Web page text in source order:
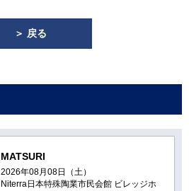
＞ 戻る
MATSURI
2026年08月08日（土）
Niterra日本特殊陶業市民会館 ビレッジホ